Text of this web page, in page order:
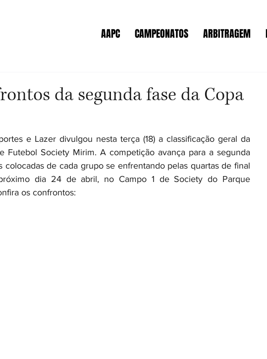
AAPC CAMPEONATOS ARBITRAGEM
da segunda fase da Copa
e Lazer divulgou nesta terça (18) a classificação geral da
Futebol Society Mirim. A competição avança para a segunda
colocadas de cada grupo se enfrentando pelas quartas de final
dia 24 de abril, no Campo 1 de Society do Parque
os confrontos: